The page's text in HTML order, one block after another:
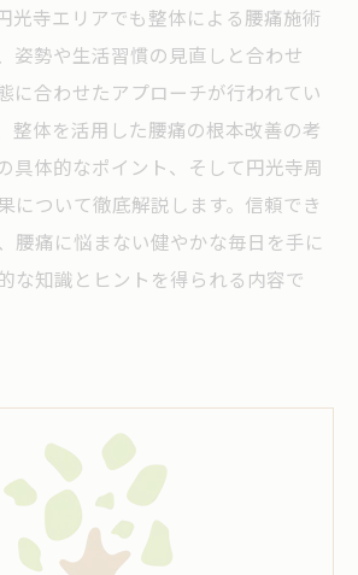
光寺エリアでも整体による腰痛施術
姿勢や生活習慣の見直しと合わせ
に合わせたアプローチが行われてい
整体を活用した腰痛の根本改善の考
具体的なポイント、そして円光寺周
について徹底解説します。信頼でき
腰痛に悩まない健やかな毎日を手に
な知識とヒントを得られる内容で